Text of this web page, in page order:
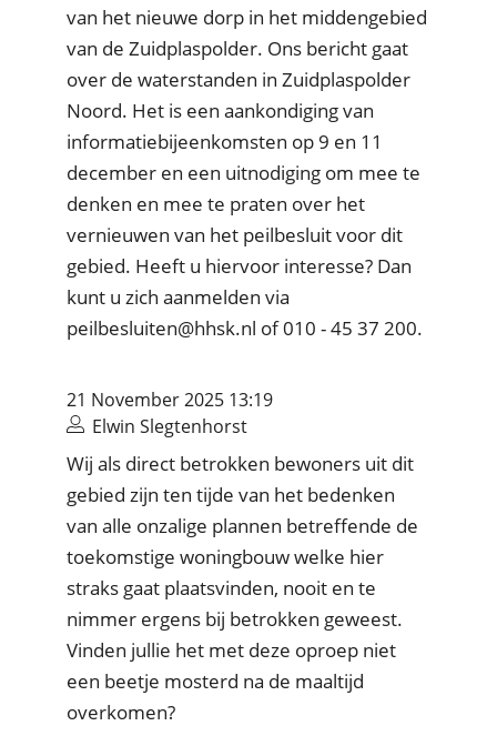
van het nieuwe dorp in het middengebied
van de Zuidplaspolder. Ons bericht gaat
over de waterstanden in Zuidplaspolder
Noord. Het is een aankondiging van
informatiebijeenkomsten op 9 en 11
december en een uitnodiging om mee te
denken en mee te praten over het
vernieuwen van het peilbesluit voor dit
gebied. Heeft u hiervoor interesse? Dan
kunt u zich aanmelden via
peilbesluiten@hhsk.nl of 010 - 45 37 200.
21 November 2025 13:19
Elwin Slegtenhorst
Wij als direct betrokken bewoners uit dit
gebied zijn ten tijde van het bedenken
van alle onzalige plannen betreffende de
toekomstige woningbouw welke hier
straks gaat plaatsvinden, nooit en te
nimmer ergens bij betrokken geweest.
Vinden jullie het met deze oproep niet
een beetje mosterd na de maaltijd
overkomen?